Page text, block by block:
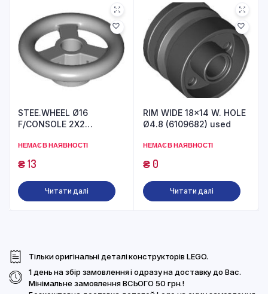
STEE.WHEEL Ø16
F/CONSOLE 2X2
НЕМАЄ В НАЯВНОСТІ
₴13
Читати далі
RIM WIDE 18×14 W. HOLE
Ø4.8 (6109682) used
НЕМАЄ В НАЯВНОСТІ
₴0
Читати далі
Тільки оригінальні деталі конструкторів LEGO.
1 день на збір замовлення і одразу на доставку до Вас.
Мінімальне замовлення ВСЬОГО 50 грн.!